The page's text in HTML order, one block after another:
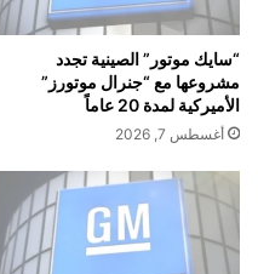
ر
ر
ز
ل
ا
ر
ر
ا
و
ا
ق
ى
“سايك موتور” الصينية تجدد
مشروعها مع “جنرال موتورز”
الأميركية لمدة 20 عاماً
أغسطس 7, 2026